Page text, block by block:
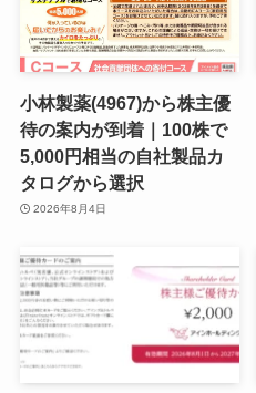
小林製薬(4967)から株主優
待の案内が到着｜100株で
5,000円相当の自社製品カ
タログから選択
2026年8月4日